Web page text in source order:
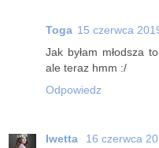
Toga 15 czerwca
Jak byłam młodsza
ale teraz hmm :/
Odpowiedz
Iwetta
16 czerwca